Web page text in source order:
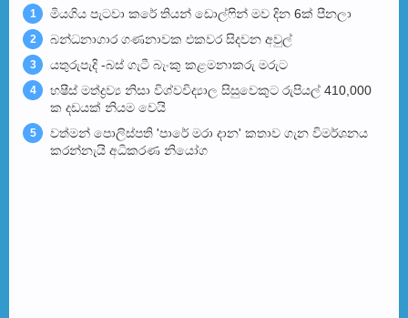
1 මියගිය පැටවා කරේ තියන් ඩොල්ෆින් මව දින 6ක් පීනලා
2 බන්ධනාගාර ගණනාවක එකවර සිදවන අවුල්
3 යතුරුපැදි -බස් ගැටී බැංකු කළමනාකරු මරුට
4
හෂීස් මත්ද්‍රව්‍ය නිසා විශ්වවිද්‍යාල සිසුවෙකුට රුපියල් 410,000
ක දඩයක් නියම වෙයි
5
වත්මන් පොලිස්පති 'පාරේ මරා දාන' කතාව ගැන විමර්ශනය
කරන්නැයි අධිකරණ නියෝග